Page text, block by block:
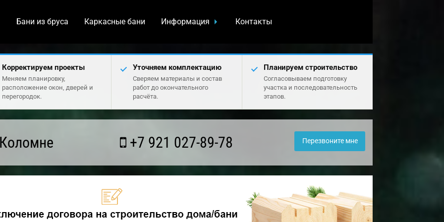
Бани из бруса Каркасные бани Информация Контакты
Корректируем проекты
Меняем планировку,
расположение окон, дверей и
перегородок.
Уточняем комплектацию
Сверяем материалы и состав
работ до окончательного
расчёта.
Планируем строительство
Согласовываем подготовку
участка и последовательность
этапов.
+7 921 027-89-78 Перезвоните мне